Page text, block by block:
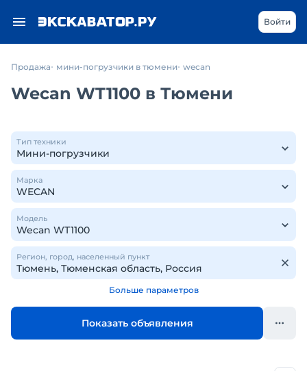
Войти
Продажа мини-погрузчики в тюмени wecan
Wecan WT1100 в Тюмени
Тип техники
Марка
Модель
Регион, город, населенный пункт
Больше параметров
Показать объявления